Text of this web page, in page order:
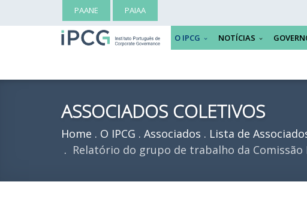
PAANE PAIAA
O IPCG NOTÍCIAS
ASSOCIADOS COLETIVOS
Home O IPCG Associados Lista de
Relatório do grupo de trabalho da Comissão